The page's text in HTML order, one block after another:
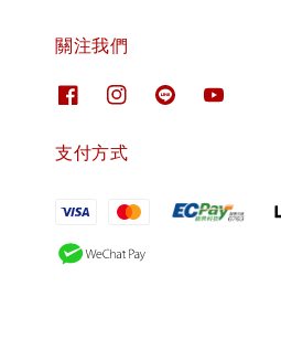
關注我們
支付方式